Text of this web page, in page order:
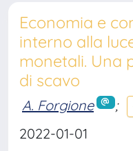
Economia e
interno alla
monetali. Una
di scavo
A. Forgione
;
2022-01-01